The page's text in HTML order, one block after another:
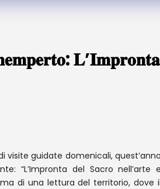
𝐋’𝐈𝐦𝐩𝐫𝐨𝐧𝐭𝐚
visite guidate domenicali, quest’anno
“L’Impronta del Sacro nell’arte e
di una lettura del territorio, dove il